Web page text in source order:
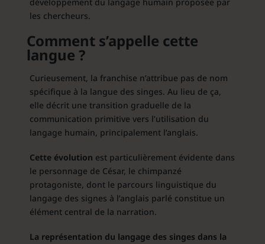
développement du langage humain proposée par
les chercheurs.
Comment s’appelle cette
langue ?
Curieusement, la franchise n’attribue pas de nom
spécifique à la langue des singes. Au lieu de ça,
elle décrit une transition graduelle de la
communication primitive vers l’utilisation du
langage humain, principalement l’anglais.
Cette évolution est particulièrement évidente dans
le personnage de César, le chimpanzé
protagoniste, dont le parcours linguistique du
langage des signes à l’anglais parlé constitue un
élément central de la narration.
La représentation du langage des singes dans la